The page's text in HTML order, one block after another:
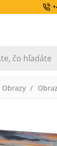
Obrazy